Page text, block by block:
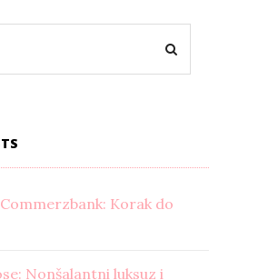
Korak do
Nonšalantni luksuz i